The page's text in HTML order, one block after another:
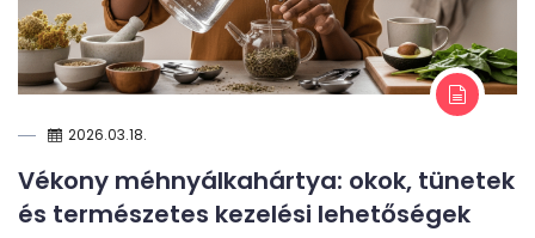
2026.03.18.
Vékony méhnyálkahártya: okok, tünetek
és természetes kezelési lehetőségek